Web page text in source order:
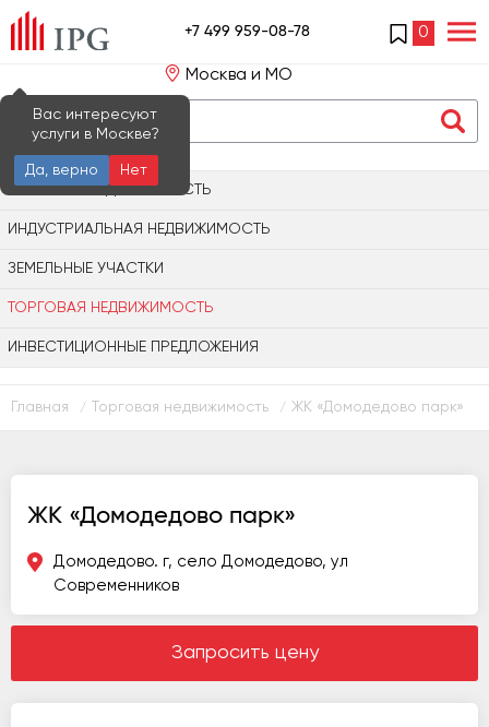
+7 499 959-08-78 0
Москва и МО
Вас интересуют
услуги в Москве?
Да, верно
Нет
ОФИСНАЯ НЕДВИЖИМОСТЬ
ИНДУСТРИАЛЬНАЯ НЕДВИЖИМОСТЬ
ЗЕМЕЛЬНЫЕ УЧАСТКИ
ТОРГОВАЯ НЕДВИЖИМОСТЬ
ИНВЕСТИЦИОННЫЕ ПРЕДЛОЖЕНИЯ
Главная / Торговая недвижимость / ЖК «Домодедово парк»
ЖК «Домодедово парк»
Домодедово. г, село Домодедово, ул
Современников
Запросить цену